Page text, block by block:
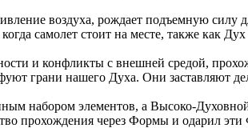
воздуха, рождает подъемную силу
самолет стоит на месте, также как
и конфликты с внешней средой,
грани нашего Духа. Они заставляют
набором элементов, а Высоко-
прохождения через Формы и одарил